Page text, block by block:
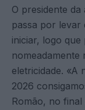
O presidente
passa por levar
iniciar, logo
nomeadamente
eletricidade. «A
2026
Romão, no